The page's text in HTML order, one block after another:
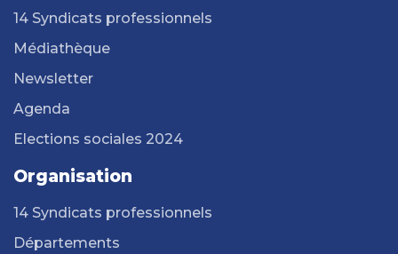
14 Syndicats professionnels
Médiathèque
Newsletter
Agenda
Elections sociales 2024
Organisation
14 Syndicats professionnels
Départements